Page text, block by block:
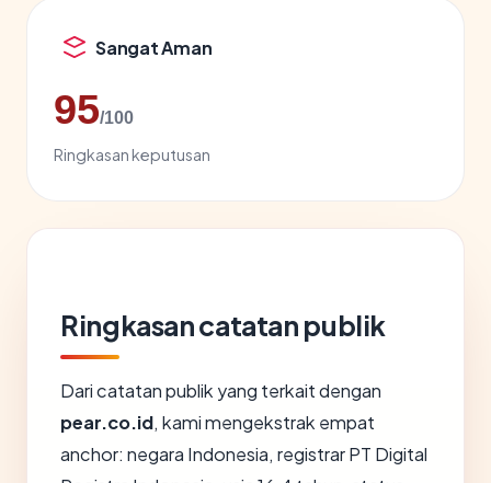
Sangat Aman
95/100
Ringkasan keputusan
Ringkasan catatan publik
Dari catatan publik yang terkait dengan
pear.co.id, kami mengekstrak empat
anchor: negara Indonesia, registrar PT Digital